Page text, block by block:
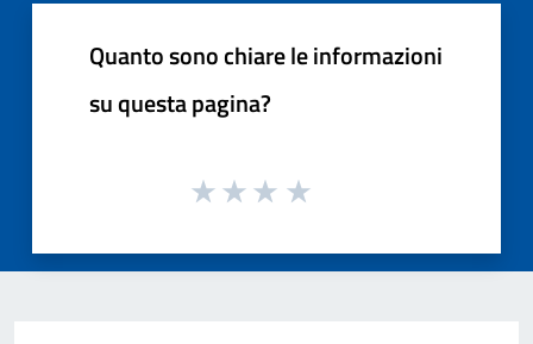
Quanto sono chiare le informazioni
su questa pagina?